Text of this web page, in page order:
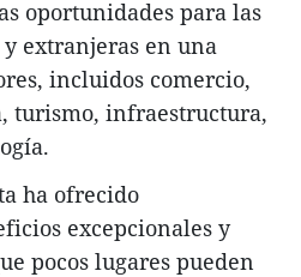
oportunidades para las
extranjeras en una
incluidos comercio,
turismo, infraestructura,
ha ofrecido
excepcionales y
pocos lugares pueden